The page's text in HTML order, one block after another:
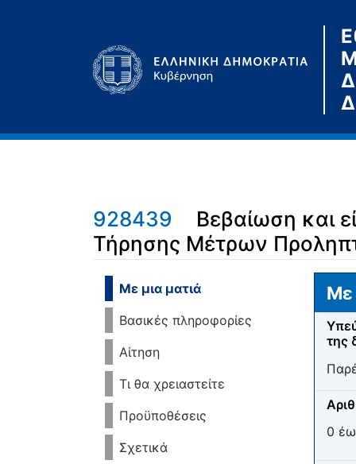
928439
Βεβαίωση και
Τήρησης Μέτρων
Μετάβαση σε: πλοήγηση
Με μια ματιά
Βασικές πληροφορίες
Αίτηση
Τι θα χρειαστείτε
Προϋποθέσεις
Σχετικά
Με
της
0